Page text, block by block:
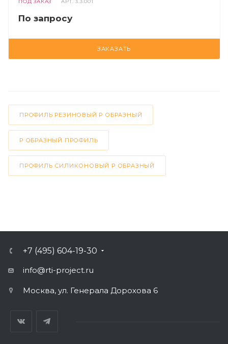
По запросу
ЗАКАЗАТЬ
ПРОФИЛЬ РЕЗИНОВЫЙ Р ОБРАЗНЫЙ
Р ОБРАЗНЫЙ ПРОФИЛЬ
ПРОФИЛЬ СИЛИКОНОВЫЙ Р ОБРАЗНЫЙ
+7 (495) 604-19-30
info@rti-project.ru
Москва, ул. Генерала Дорохова 6